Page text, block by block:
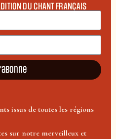
DU CHANT FRANÇAIS
issus de toutes les régions
sur notre merveilleux et